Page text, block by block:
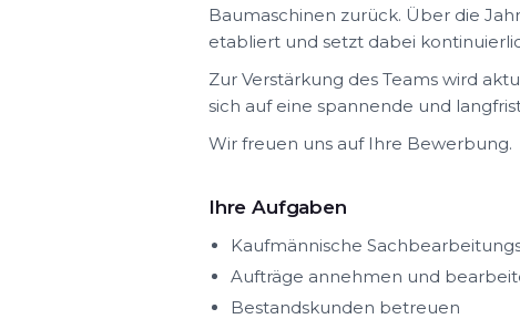
Baumaschinen zurück. Über die
etabliert und setzt dabei
Zur Verstärkung des Teams wird
sich auf eine spannende und
Wir freuen uns auf Ihre Bewerbung.
Ihre Aufgaben
Kaufmännische
Aufträge annehmen und
Bestandskunden betreuen